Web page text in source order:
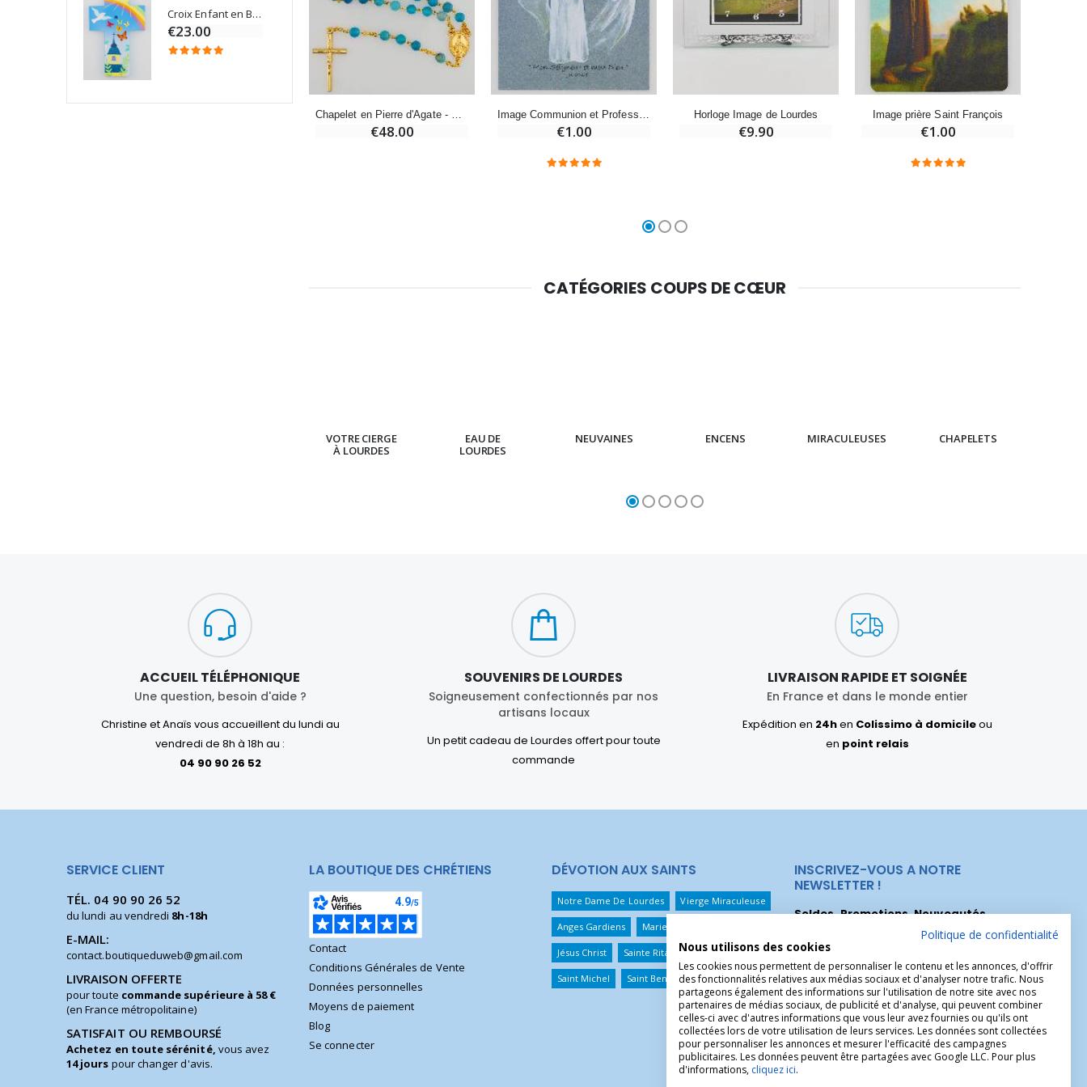
Croix Enfant en Bois Eglise Papillons et Arc-en-ciel 15 cm
€23.00
Bougie Neuvaine pour une Guérison - 17.5cm
€4.90 €23.00
Bougie Neuvaine pour une Guérison - 17.5cm
€4.90
Chapelet en Pierre d'Agate - Chaîne Dorée
€48.00
Image Communion et Profession de Foi
€1.00
Horloge Image de Lourdes
€9.90
Image prière Saint François
€1.00
CATÉGORIES COUPS DE CŒUR
VOTRE CIERGE
À LOURDES
EAU DE
LOURDES
NEUVAINES ENCENS MIRACULEUSES CHAPELETS
ACCUEIL TÉLÉPHONIQUE
Une question, besoin d'aide ?
Christine et Anaïs vous accueillent du lundi au
vendredi de 8h à 18h au :
04 90 90 26 52
SOUVENIRS DE LOURDES
Soigneusement confectionnés par nos
artisans locaux
Un petit cadeau de Lourdes offert pour toute
commande
LIVRAISON RAPIDE ET SOIGNÉE
En France et dans le monde entier
Expédition en 24hen Colissimo à domicileou
en point relais
SERVICE CLIENT
TÉL. 04 90 90 26 52
du lundi au vendredi 8h-18h
E-MAIL:
contact.boutiqueduweb@gmail.com
LIVRAISON OFFERTE
pour toute commande supérieure à 58 €
(en France métropolitaine)
SATISFAIT OU REMBOURSÉ
Achetez en toute sérénité, vous avez
14 jours pour changer d'avis.
LA BOUTIQUE DES CHRÉTIENS
Contact
Conditions Générales de Vente
Données personnelles
Moyens de paiement
Blog
Se connecter
DÉVOTION AUX SAINTS
Notre Dame De Lourdes Vierge Miraculeuse
Anges Gardiens Marie Qui Défait Les Noeuds
Jésus Christ Sainte Rita Sainte Thérèse
Saint Michel Saint Benoît Saint Christophe
INSCRIVEZ-VOUS A NOTRE
NEWSLETTER !
Soldes, Promotions, Nouveautés...
Inscrivez-vous maintenant pour recevoir
nos meilleures offres.
Politique de confidentialité
Nous utilisons des cookies
Les cookies nous permettent de personnaliser le contenu et les annonces, d'offrir
des fonctionnalités relatives aux médias sociaux et d'analyser notre trafic. Nous
partageons également des informations sur l'utilisation de notre site avec nos
partenaires de médias sociaux, de publicité et d'analyse, qui peuvent combiner
celles-ci avec d'autres informations que vous leur avez fournies ou qu'ils ont
collectées lors de votre utilisation de leurs services. Les données sont collectées
pour personnaliser les annonces et mesurer l'efficacité des campagnes
publicitaires. Les données peuvent être partagées avec Google LLC. Pour plus
d'informations, cliquez ici.